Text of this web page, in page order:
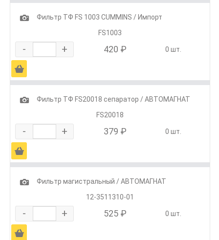
1
Фильтр ТФ FS 1003 CUMMINS / Импорт
FS1003
- + 420 ₽ 0 шт.
Ä
1
Фильтр ТФ FS20018 сепаратор / АВТОМАГНАТ
FS20018
- + 379 ₽ 0 шт.
Ä
1
Фильтр магистральный / АВТОМАГНАТ
12-3511310-01
- + 525 ₽ 0 шт.
Ä